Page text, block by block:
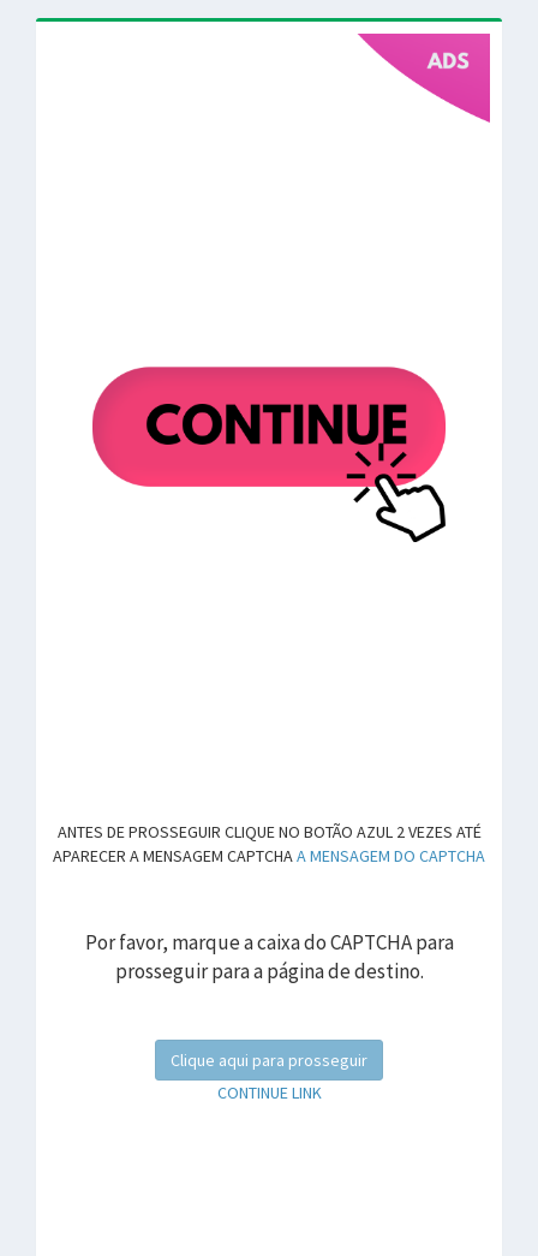
ANTES DE PROSSEGUIR CLIQUE NO BOTÃO AZUL 2 VEZES ATÉ
APARECER A MENSAGEM CAPTCHAA MENSAGEM DO CAPTCHA
Por favor, marque a caixa do CAPTCHA para
prosseguir para a página de destino.
Clique aqui para prosseguir
CONTINUE LINK